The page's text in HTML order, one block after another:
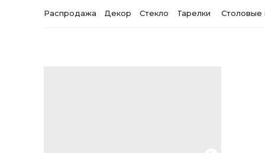
Распродажа Декор Столовые
Стекло Тарелки